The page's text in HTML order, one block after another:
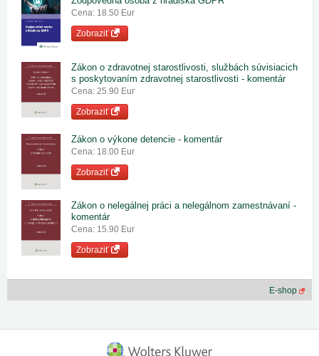
Cena: 18.50 Eur
Zobraziť
Zákon o zdravotnej starostlivosti, službách súvisiacich
s poskytovaním zdravotnej starostlivosti - komentár
Cena: 25.90 Eur
Zobraziť
Zákon o výkone detencie - komentár
Cena: 18.00 Eur
Zobraziť
Zákon o nelegálnej práci a nelegálnom zamestnávaní -
komentár
Cena: 15.90 Eur
Zobraziť
E-shop